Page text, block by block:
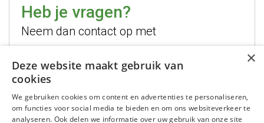
Heb je vragen?
Neem dan contact op met
Hugo Jelier
Bel mij
Stuur mij een email
×
Deze website maakt gebruik van
cookies
We gebruiken cookies om content en advertenties te personaliseren,
om functies voor social media te bieden en om ons websiteverkeer te
analyseren. Ook delen we informatie over uw gebruik van onze site